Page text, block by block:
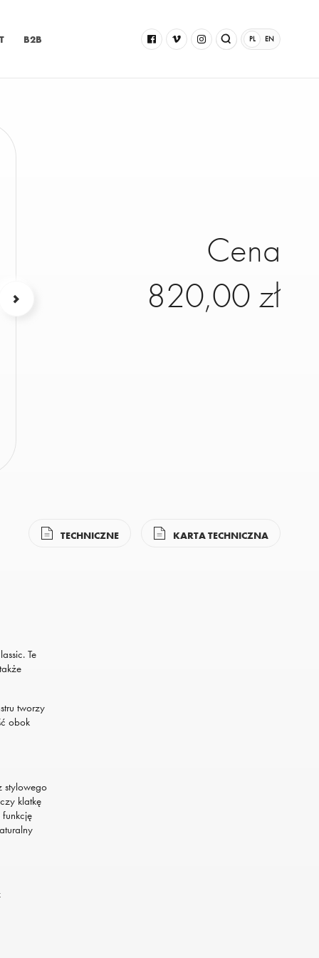
B2B PL EN
Cena
820,00 zł
TECHNICZNE KARTA TECHNICZNA
Te
tworzy
obok
stylowego
klatkę